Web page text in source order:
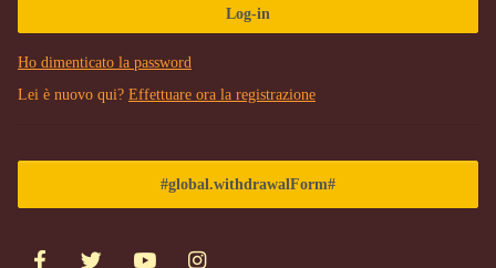
Log-in
Ho dimenticato la password
Lei è nuovo qui? Effettuare ora la registrazione
#global.withdrawalForm#